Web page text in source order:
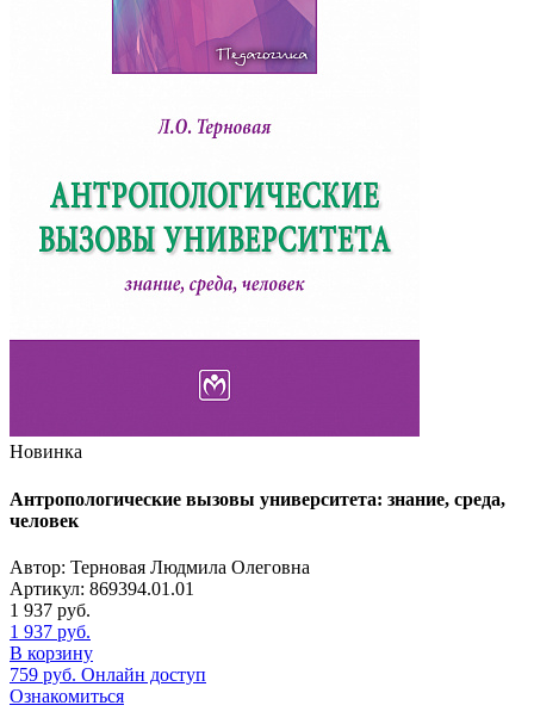
Новинка
Антропологические вызовы университета: знание, среда,
человек
Автор: Терновая Людмила Олеговна
Артикул: 869394.01.01
1 937 руб.
1 937 руб.
В корзину
759 руб. Онлайн доступ
Ознакомиться